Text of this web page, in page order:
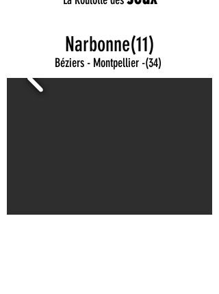
Narbonne(11)
Béziers - Montpellier -(34)